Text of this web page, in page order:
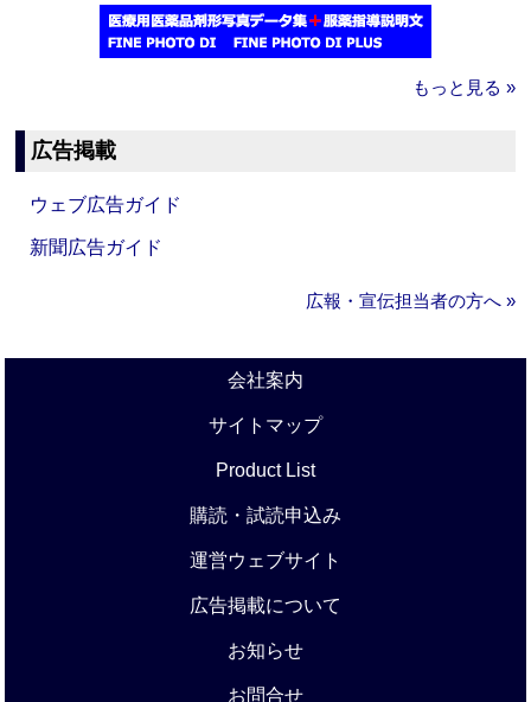
もっと見る »
広告掲載
ウェブ広告ガイド
新聞広告ガイド
広報・宣伝担当者の方へ »
会社案内
サイトマップ
Product List
購読・試読申込み
運営ウェブサイト
広告掲載について
お知らせ
お問合せ